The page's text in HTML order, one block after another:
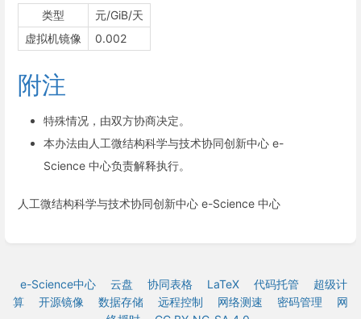
类型
元/GiB/天
虚拟机镜像
0.002
附注
特殊情况，由双方协商决定。
本办法由人工微结构科学与技术协同创新中心 e-
Science 中心负责解释执行。
人工微结构科学与技术协同创新中心 e-Science 中心
e-Science中心 云盘 协同表格 LaTeX 代码托管
超级计
算
开源镜像 数据存储 远程控制 网络测速 密码管理
网